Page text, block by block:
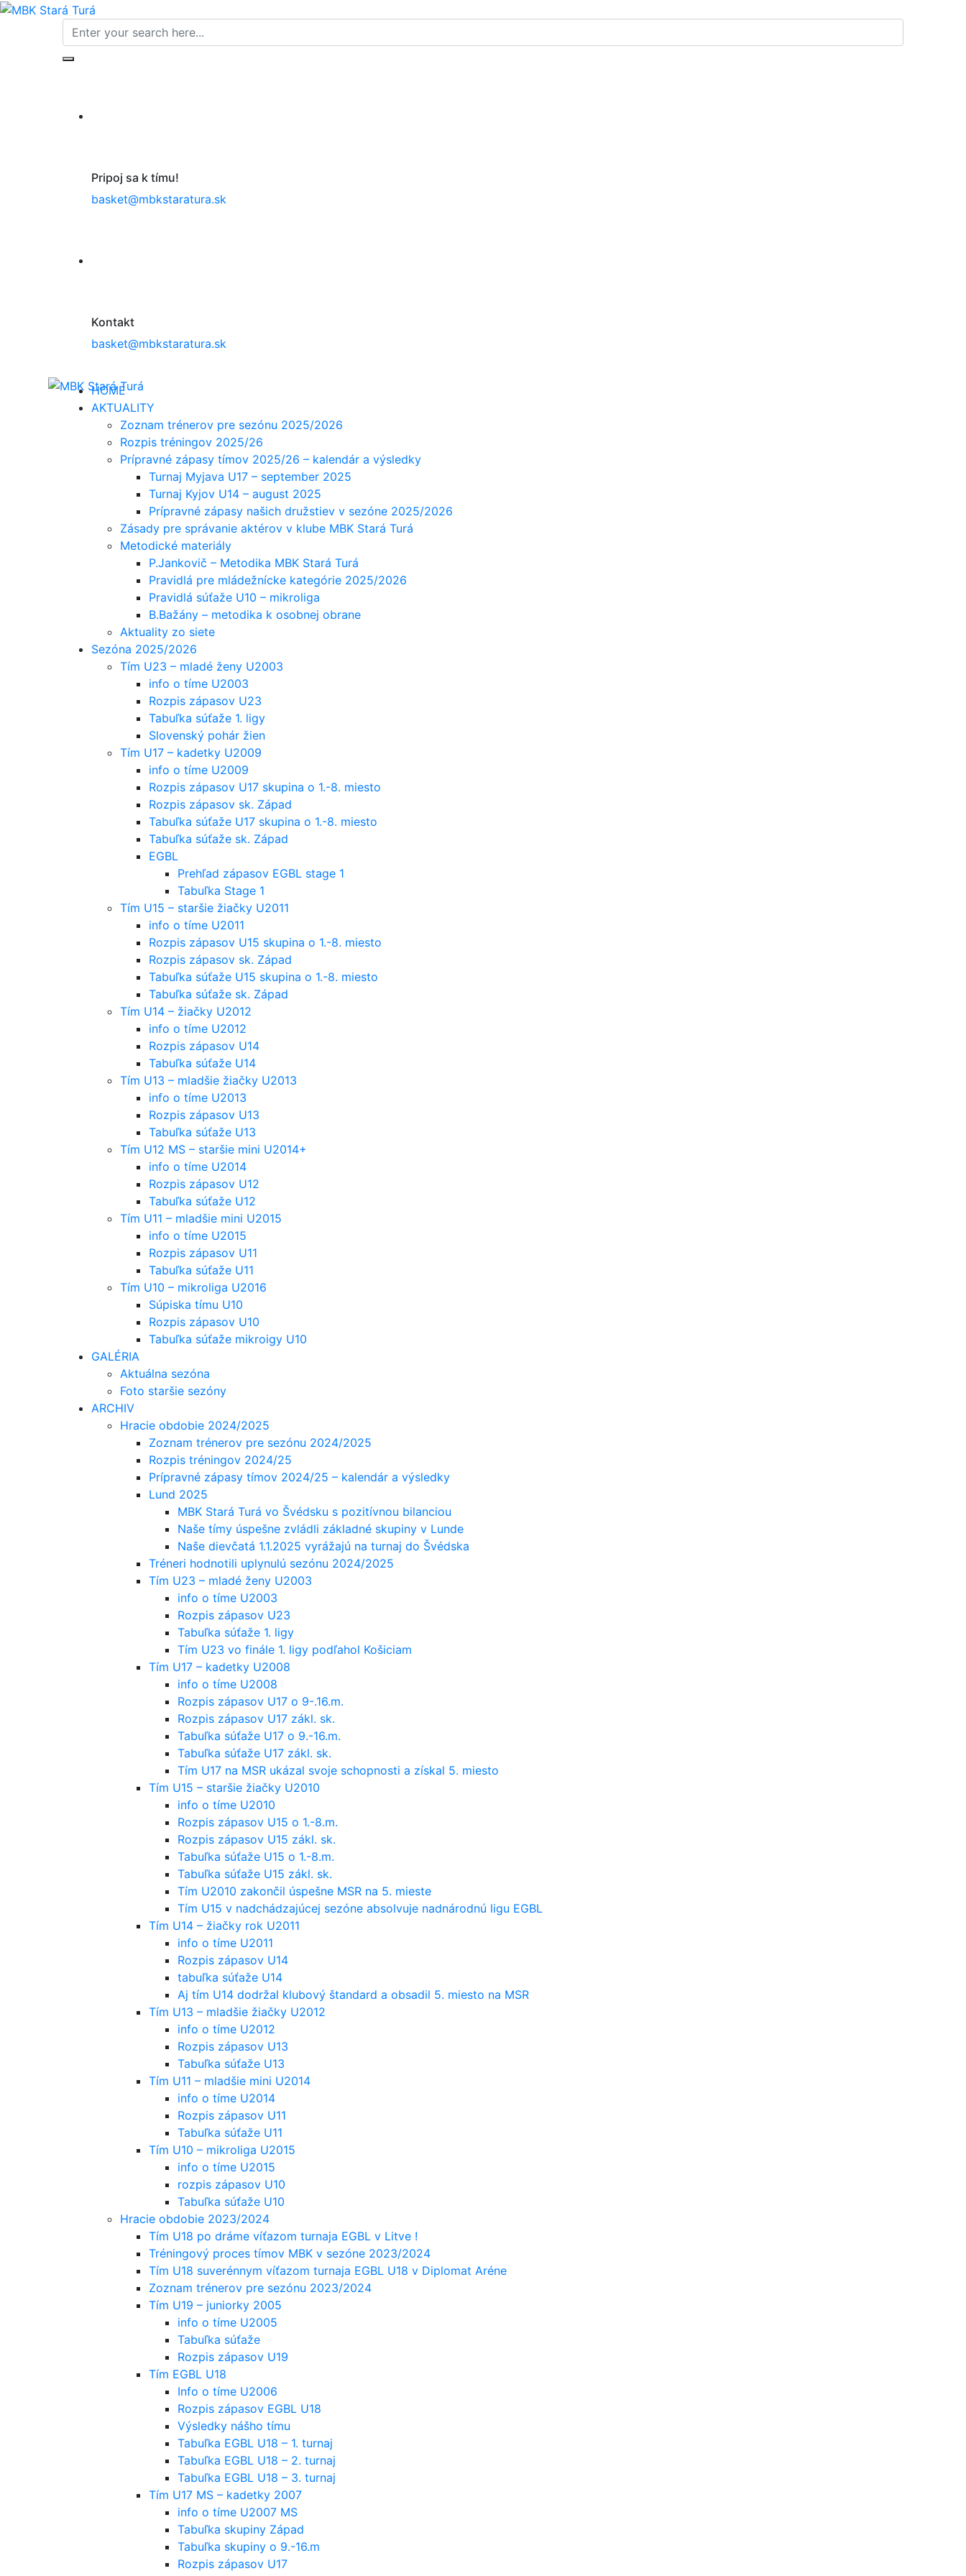
Pripoj sa k tímu!
basket@mbkstaratura.sk
Kontakt
basket@mbkstaratura.sk
HOME
AKTUALITY
Zoznam trénerov pre sezónu 2025/2026
Rozpis tréningov 2025/26
Prípravné zápasy tímov 2025/26 – kalendár a výsledky
Turnaj Myjava U17 – september 2025
Turnaj Kyjov U14 – august 2025
Prípravné zápasy našich družstiev v sezóne 2025/2026
Zásady pre správanie aktérov v klube MBK Stará Turá
Metodické materiály
P.Jankovič – Metodika MBK Stará Turá
Pravidlá pre mládežnícke kategórie 2025/2026
Pravidlá súťaže U10 – mikroliga
B.Bažány – metodika k osobnej obrane
Aktuality zo siete
Sezóna 2025/2026
Tím U23 – mladé ženy U2003
info o tíme U2003
Rozpis zápasov U23
Tabuľka súťaže 1. ligy
Slovenský pohár žien
Tím U17 – kadetky U2009
info o tíme U2009
Rozpis zápasov U17 skupina o 1.-8. miesto
Rozpis zápasov sk. Západ
Tabuľka súťaže U17 skupina o 1.-8. miesto
Tabuľka súťaže sk. Západ
EGBL
Prehľad zápasov EGBL stage 1
Tabuľka Stage 1
Tím U15 – staršie žiačky U2011
info o tíme U2011
Rozpis zápasov U15 skupina o 1.-8. miesto
Rozpis zápasov sk. Západ
Tabuľka súťaže U15 skupina o 1.-8. miesto
Tabuľka súťaže sk. Západ
Tím U14 – žiačky U2012
info o tíme U2012
Rozpis zápasov U14
Tabuľka súťaže U14
Tím U13 – mladšie žiačky U2013
info o tíme U2013
Rozpis zápasov U13
Tabuľka súťaže U13
Tím U12 MS – staršie mini U2014+
info o tíme U2014
Rozpis zápasov U12
Tabuľka súťaže U12
Tím U11 – mladšie mini U2015
info o tíme U2015
Rozpis zápasov U11
Tabuľka súťaže U11
Tím U10 – mikroliga U2016
Súpiska tímu U10
Rozpis zápasov U10
Tabuľka súťaže mikroigy U10
GALÉRIA
Aktuálna sezóna
Foto staršie sezóny
ARCHIV
Hracie obdobie 2024/2025
Zoznam trénerov pre sezónu 2024/2025
Rozpis tréningov 2024/25
Prípravné zápasy tímov 2024/25 – kalendár a výsledky
Lund 2025
MBK Stará Turá vo Švédsku s pozitívnou bilanciou
Naše tímy úspešne zvládli základné skupiny v Lunde
Naše dievčatá 1.1.2025 vyrážajú na turnaj do Švédska
Tréneri hodnotili uplynulú sezónu 2024/2025
Tím U23 – mladé ženy U2003
info o tíme U2003
Rozpis zápasov U23
Tabuľka súťaže 1. ligy
Tím U23 vo finále 1. ligy podľahol Košiciam
Tím U17 – kadetky U2008
info o tíme U2008
Rozpis zápasov U17 o 9-.16.m.
Rozpis zápasov U17 zákl. sk.
Tabuľka súťaže U17 o 9.-16.m.
Tabuľka súťaže U17 zákl. sk.
Tím U17 na MSR ukázal svoje schopnosti a získal 5. miesto
Tím U15 – staršie žiačky U2010
info o tíme U2010
Rozpis zápasov U15 o 1.-8.m.
Rozpis zápasov U15 zákl. sk.
Tabuľka súťaže U15 o 1.-8.m.
Tabuľka súťaže U15 zákl. sk.
Tím U2010 zakončil úspešne MSR na 5. mieste
Tím U15 v nadchádzajúcej sezóne absolvuje nadnárodnú ligu EGBL
Tím U14 – žiačky rok U2011
info o tíme U2011
Rozpis zápasov U14
tabuľka súťaže U14
Aj tím U14 dodržal klubový štandard a obsadil 5. miesto na MSR
Tím U13 – mladšie žiačky U2012
info o tíme U2012
Rozpis zápasov U13
Tabuľka súťaže U13
Tím U11 – mladšie mini U2014
info o tíme U2014
Rozpis zápasov U11
Tabuľka súťaže U11
Tím U10 – mikroliga U2015
info o tíme U2015
rozpis zápasov U10
Tabuľka súťaže U10
Hracie obdobie 2023/2024
Tím U18 po dráme víťazom turnaja EGBL v Litve !
Tréningový proces tímov MBK v sezóne 2023/2024
Tím U18 suverénnym víťazom turnaja EGBL U18 v Diplomat Aréne
Zoznam trénerov pre sezónu 2023/2024
Tím U19 – juniorky 2005
info o tíme U2005
Tabuľka súťaže
Rozpis zápasov U19
Tím EGBL U18
Info o tíme U2006
Rozpis zápasov EGBL U18
Výsledky nášho tímu
Tabuľka EGBL U18 – 1. turnaj
Tabuľka EGBL U18 – 2. turnaj
Tabuľka EGBL U18 – 3. turnaj
Tím U17 MS – kadetky 2007
info o tíme U2007 MS
Tabuľka skupiny Západ
Tabuľka skupiny o 9.-16.m
Rozpis zápasov U17